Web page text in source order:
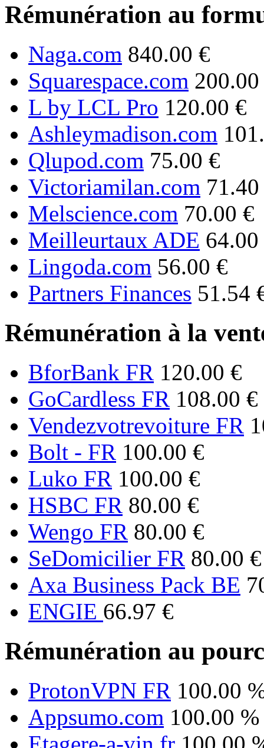
Rémunération au
Naga.com 840.00 €
Squarespace.com
L by LCL Pro 120.00 €
Ashleymadison.com
Qlupod.com 75.00 €
Victoriamilan.com
Melscience.com 70.00 €
Meilleurtaux ADE 64.00
Lingoda.com 56.00 €
Partners Finances 51.54
Rémunération à la
BforBank FR 120.00 €
GoCardless FR 108.00 €
Vendezvotrevoiture FR
Bolt - FR 100.00 €
Luko FR 100.00 €
HSBC FR 80.00 €
Wengo FR 80.00 €
SeDomicilier FR 80.00 €
Axa Business Pack BE
ENGIE 66.97 €
Rémunération au
ProtonVPN FR 100.00
Appsumo.com 100.00 %